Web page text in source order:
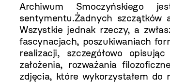
Archiwum Smoczyńskiego
sentymentu.Żadnych szczątków
Wszystkie jednak rzeczy, a
fascynacjach, poszukiwaniach
realizacji, szczegółowo
założenia, rozważania
zdjęcia, które wykorzystałem do